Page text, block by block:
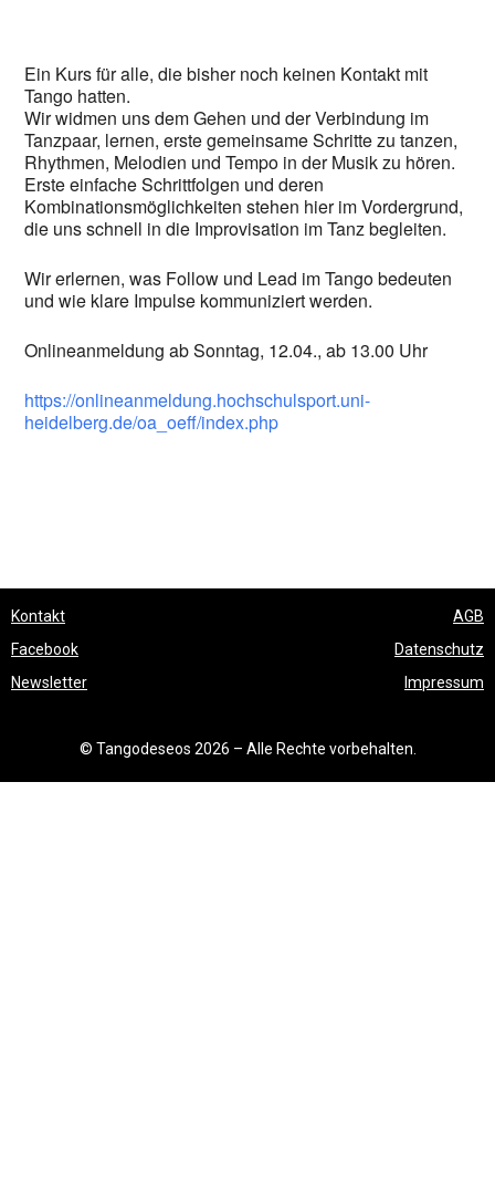
Ein Kurs für alle, die bisher noch keinen Kontakt mit
Tango hatten.
Wir widmen uns dem Gehen und der Verbindung im
Tanzpaar, lernen, erste gemeinsame Schritte zu tanzen,
Rhythmen, Melodien und Tempo in der Musik zu hören.
Erste einfache Schrittfolgen und deren
Kombinationsmöglichkeiten stehen hier im Vordergrund,
die uns schnell in die Improvisation im Tanz begleiten.
Wir erlernen, was Follow und Lead im Tango bedeuten
und wie klare Impulse kommuniziert werden.
Onlineanmeldung ab Sonntag, 12.04., ab 13.00 Uhr
https://onlineanmeldung.hochschulsport.uni-
heidelberg.de/oa_oeff/index.php
Kontakt
Facebook
Newsletter
AGB
Datenschutz
Impressum
© Tangodeseos 2026 – Alle Rechte vorbehalten.